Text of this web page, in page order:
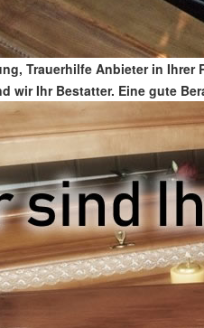
Trauerhilfe Anbieter in
wir Ihr Bestatter. Eine gute